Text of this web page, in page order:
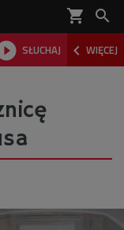
shopping_cart 
SŁUCHAJ  WIĘCEJ
